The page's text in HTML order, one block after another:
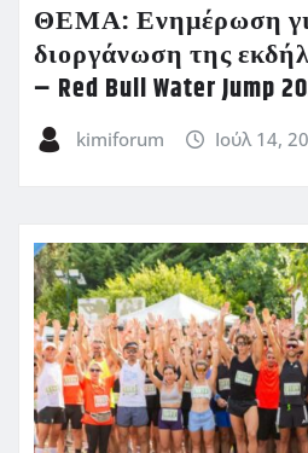
ΘΕΜΑ: Ενημέρωση
διοργάνωση της
– Red Bull Water Jump
kimiforum Ιούλ 14,